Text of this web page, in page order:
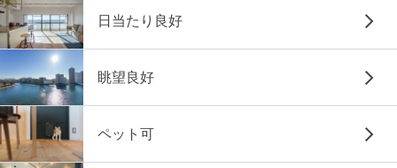
日当たり良好
眺望良好
ペット可